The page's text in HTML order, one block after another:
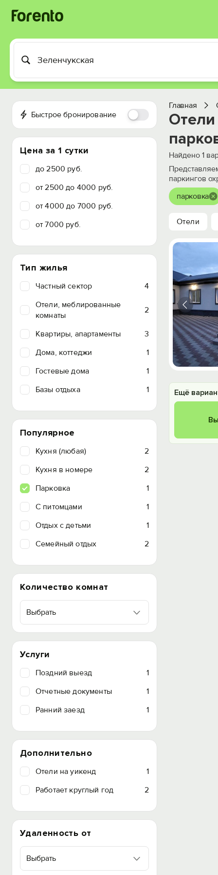
Быстрое бронирование
Цена за 1 сутки
до 2500 руб.
от 2500 до 4000 руб.
от 4000 до 7000 руб.
от 7000 руб.
Тип жилья
Частный сектор
4
Отели, меблированные
комнаты
2
Квартиры, апартаменты
3
Дома, коттеджи
1
Гостевые дома
1
Базы отдыха
1
Популярное
Кухня (любая)
2
Кухня в номере
2
Парковка
1
C питомцами
1
Отдых с детьми
1
Семейный отдых
2
Количество комнат
Выбрать
Услуги
Поздний выезд
1
Отчетные документы
1
Ранний заезд
1
Дополнительно
Отели на уикенд
1
Работает круглый год
2
Удаленность от
Выбрать
Главная
Отели
Найдено 1
паркингов
парковка
Отели
Ещё